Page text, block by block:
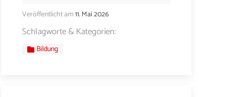
Veröffentlicht am11. Mai 2026
Schlagworte & Kategorien:
Bildung